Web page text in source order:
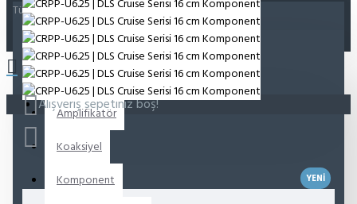
Tümü
Tümü
Aksesuar
Amplifikatör
Koaksiyel
Komponent
Alışveriş sepetiniz boş!
YENI